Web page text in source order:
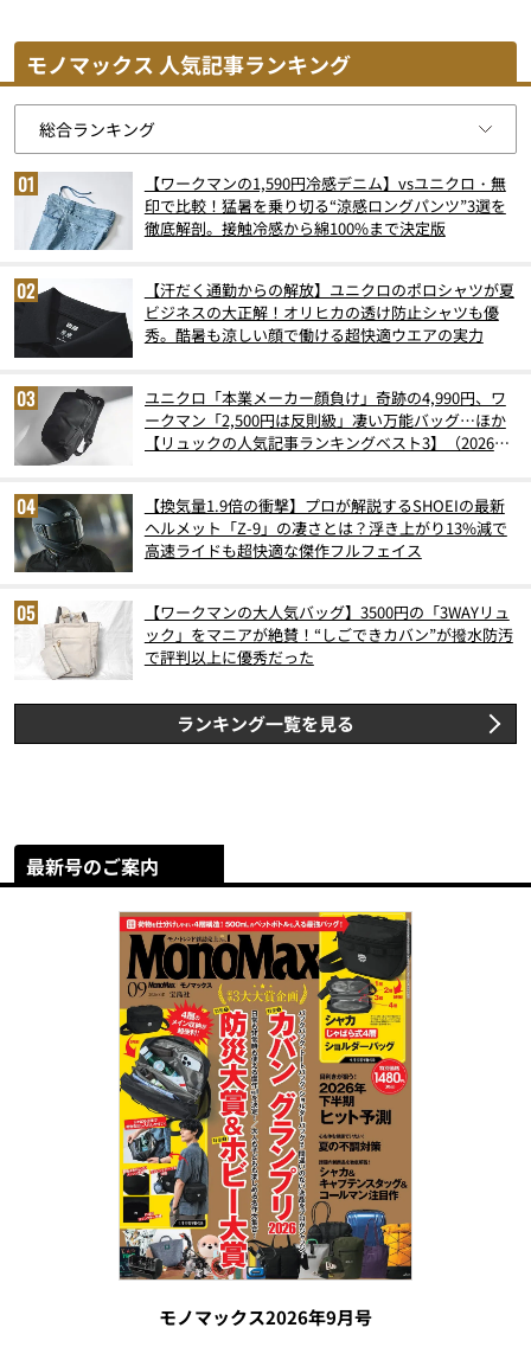
モノマックス 人気記事ランキング
【ワークマンの1,590円冷感デニム】vsユニクロ・無
印で比較！猛暑を乗り切る“涼感ロングパンツ”3選を
徹底解剖。接触冷感から綿100%まで決定版
【汗だく通勤からの解放】ユニクロのポロシャツが夏
ビジネスの大正解！オリヒカの透け防止シャツも優
秀。酷暑も涼しい顔で働ける超快適ウエアの実力
ユニクロ「本業メーカー顔負け」奇跡の4,990円、ワ
ークマン「2,500円は反則級」凄い万能バッグ…ほか
【リュックの人気記事ランキングベスト3】（2026年
【換気量1.9倍の衝撃】プロが解説するSHOEIの最新
ヘルメット「Z-9」の凄さとは？浮き上がり13%減で
高速ライドも超快適な傑作フルフェイス
【ワークマンの大人気バッグ】3500円の「3WAYリュ
ック」をマニアが絶賛！“しごできカバン”が撥水防汚
で評判以上に優秀だった
ランキング一覧を見る
最新号のご案内
モノマックス2026年9月号